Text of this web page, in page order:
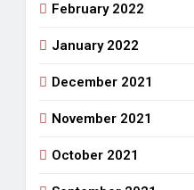
February 2022
January 2022
December 2021
November 2021
October 2021